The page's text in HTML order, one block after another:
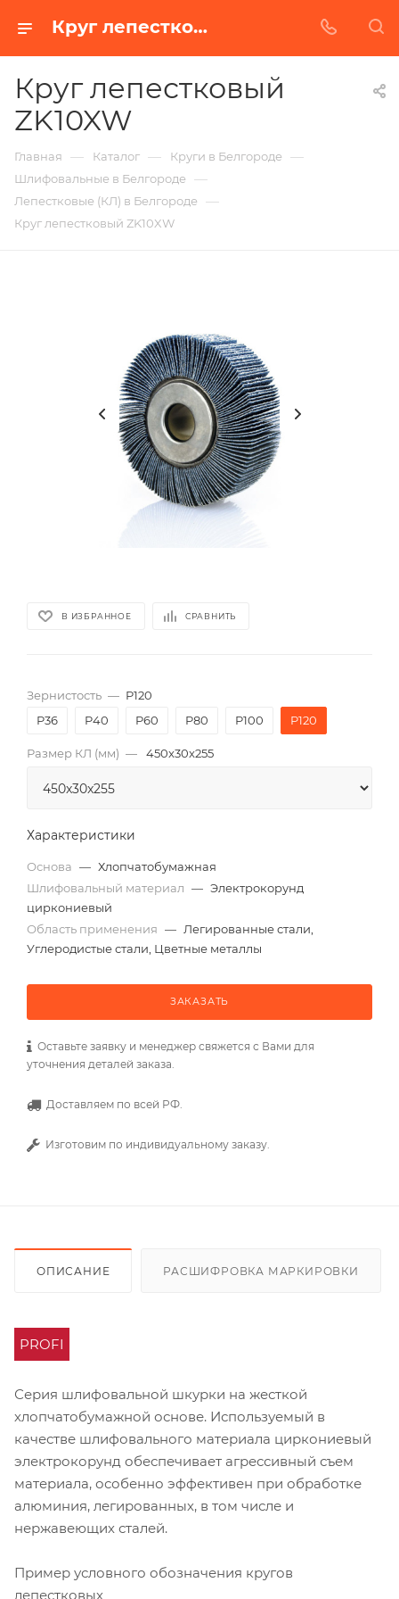
Круг лепестковый ZK10XW в Белгороде | Купить по недорогой цене от Абразивного Завода
Круг лепестковый
ZK10XW
Главная — Каталог — Круги в Белгороде —
Шлифовальные в Белгороде —
Лепестковые (КЛ) в Белгороде —
Круг лепестковый ZK10XW
В ИЗБРАННОЕ СРАВНИТЬ
Зернистость — P120
P36
P40 P60 P80 P100 P120
Размер КЛ (мм) — 450x30x255
Характеристики
Основа — Хлопчатобумажная
Шлифовальный материал — Электрокорунд
циркониевый
Область применения — Легированные стали,
Углеродистые стали, Цветные металлы
ЗАКАЗАТЬ
Оставьте заявку и менеджер свяжется с Вами для
уточнения деталей заказа.
Доставляем по всей РФ.
Изготовим по индивидуальному заказу.
ОПИСАНИЕ РАСШИФРОВКА МАРКИРОВКИ
PROFI
Серия шлифовальной шкурки на жесткой
хлопчатобумажной основе. Используемый в
качестве шлифовального материала циркониевый
электрокорунд обеспечивает агрессивный съем
материала, особенно эффективен при обработке
алюминия, легированных, в том числе и
нержавеющих сталей.
Пример условного обозначения кругов
лепестковых